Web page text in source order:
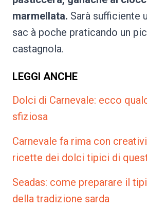
marmellata. Sarà sufficiente
sac à poche praticando un
castagnola.
LEGGI ANCHE
Dolci di Carnevale: ecco
sfiziosa
Carnevale fa rima con
ricette dei dolci tipici di
Seadas: come preparare il
della tradizione sarda